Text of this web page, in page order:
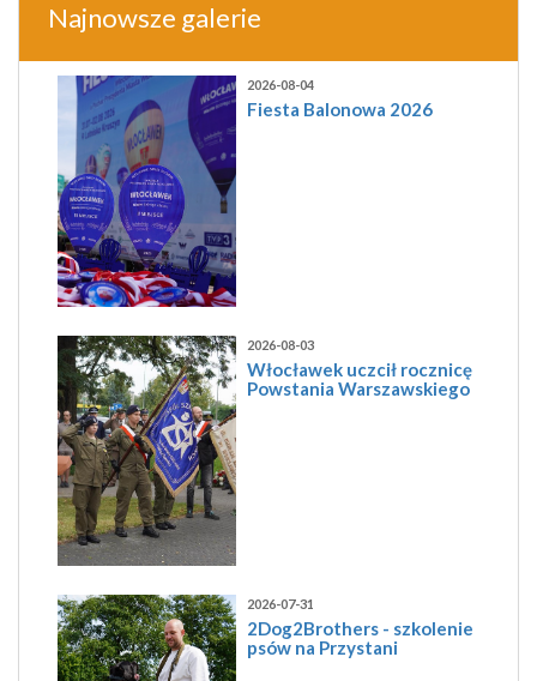
Najnowsze galerie
2026-08-04
Fiesta Balonowa 2026
2026-08-03
Włocławek uczcił rocznicę
Powstania Warszawskiego
2026-07-31
2Dog2Brothers - szkolenie
psów na Przystani